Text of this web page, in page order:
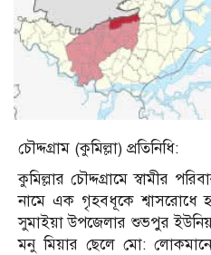
চৌদ্দগ্রাম (কুমিল্লা) প্রতিনিধি:
কুমিল্লার চৌদ্দগ্রামে স্বামীর
নামে এক গৃহবধূকে শ্বাসরোধে
সুমাইয়া উপজেলার শুভপুর
মনু মিয়ার ছেলে মো: